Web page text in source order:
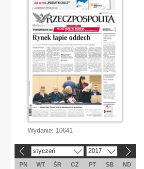
Wydanie: 10641
styczeń 2017
PN WT ŚR CZ PT SB
ND